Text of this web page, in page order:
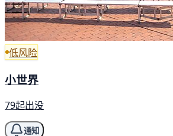
低风险
小世界
79起出没
通知